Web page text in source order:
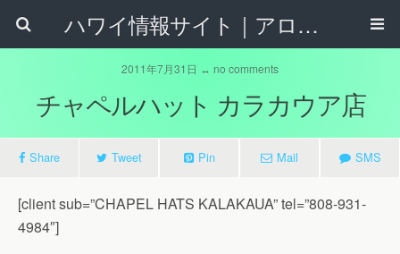
ハワイ情報サイト｜アロハタウンネット
2011年7月31日 ↔ no comments
チャペルハット カラカウア店
Share Tweet Pin Mail SMS
[client sub=”CHAPEL HATS KALAKAUA” tel=”808-931-
4984″]